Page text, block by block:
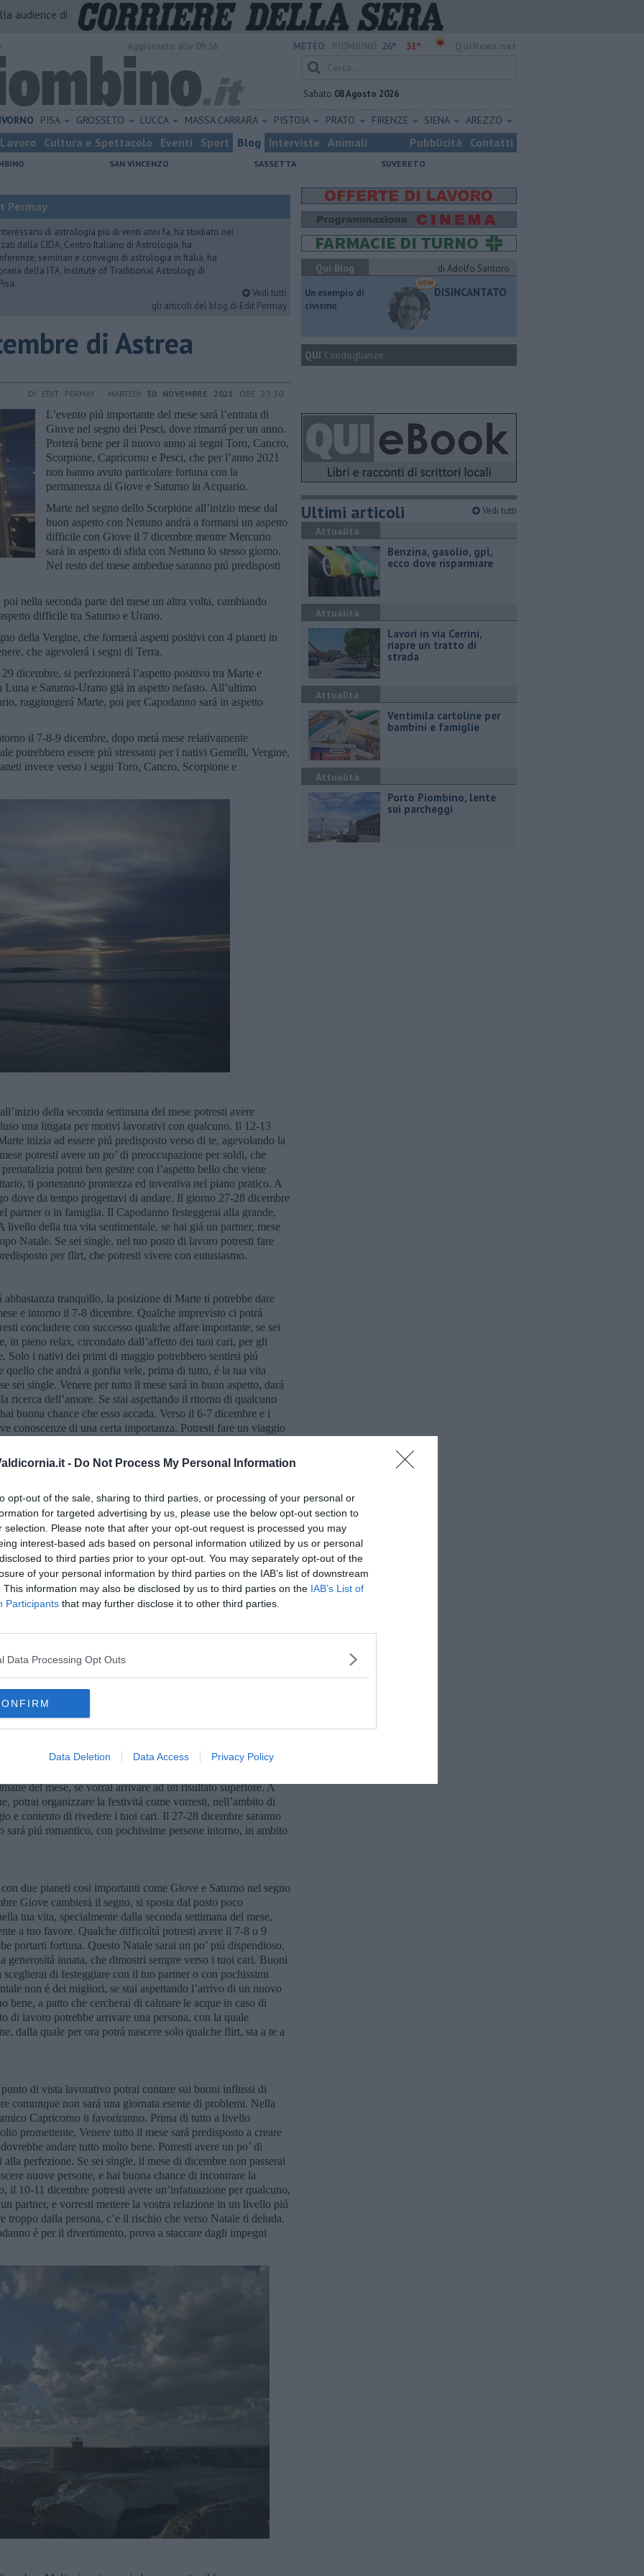
- Do Not Process My Personal Information
opt-out of the sale, sharing to third parties, or processing of your personal or
for targeted advertising by us, please use the below opt-out section to
selection. Please note that after your opt-out request is processed you may
interest-based ads based on personal information utilized by us or personal
to third parties prior to your opt-out. You may separately opt-out of the
of your personal information by third parties on the IAB’s list of downstream
This information may also be disclosed by us to third parties on the IAB’s List of
Participants that may further disclose it to other third parties.
Data Processing Opt Outs
Data Deletion Data Access Privacy Policy
audience di
METEO: 26° 31°
Sabato 08 Agosto 2026
PISA GROSSETO LUCCA MASSA CARRARA PISTOIA PRATO FIRENZE SIENA AREZZO
Lavoro Cultura e Spettacolo Eventi Sport Blog Interviste Animali Pubblicità Contatti
SAN VINCENZO SASSETTA SUVERETO
Permay
di astrologia più di venti anni fa, ha studiato nei
dalla CIDA, Centro Italiano di Astrologia, ha
seminari e convegni di astrologia in Italia, ha
della ITA, Institute of Traditional Astrology di
Vedi tutti
gli articoli del blog di Edit Permay
di Astrea
DI EDIT PERMAY - MARTEDÌ 30 NOVEMBRE 2021 ORE 23:30
L’evento piú importante del mese sará l’entrata di
Giove nel segno dei Pesci, dove rimarrá per un anno.
Porterá bene per il nuovo anno ai segni Toro, Cancro,
Scorpione, Capricorno e Pesci, che per l’anno 2021
non hanno avuto particolare fortuna con la
permanenza di Giove e Saturno in Acquario.
Marte nel segno dello Scorpione all’inizio mese dal
buon aspetto con Nettuno andrá a formarsi un aspetto
difficile con Giove il 7 dicembre mentre Mercurio
sará in aspetto di sfida con Nettuno lo stesso giorno.
Nel resto del mese ambedue saranno piú predisposti
nella seconda parte del mese un altra volta, cambiando
difficile tra Saturno e Urano.
della Vergine, che formerá aspetti positivi con 4 pianeti in
che agevolerá i segni di Terra.
dicembre, si perfezionerá l’aspetto positivo tra Marte e
Luna e Saturno-Urano giá in aspetto nefasto. All’ultimo
raggiungerá Marte, poi per Capodanno sará in aspetto
il 7-8-9 dicembre, dopo metá mese relativamente
potrebbero essere piú stressanti per i nativi Gemelli, Vergine,
invece verso i segni Toro, Cancro, Scorpione e
della seconda settimana del mese potresti avere
una litigata per motivi lavorativi con qualcuno. Il 12-13
inizia ad essere piú predisposto verso di te, agevolando la
potresti avere un po’ di preoccupazione per soldi, che
potrai ben gestire con l’aspetto bello che viene
ti porteranno prontezza ed inventiva nel piano pratico. A
dove da tempo progettavi di andare. Il giorno 27-28 dicembre
partner o in famiglia. Il Capodanno festeggerai alla grande,
della tua vita sentimentale, se hai giá un partner, mese
Natale. Se sei single, nel tuo posto di lavoro potresti fare
per flirt, che potresti vivere con entusiasmo.
tranquillo, la posizione di Marte ti potrebbe dare
e intorno il 7-8 dicembre. Qualche imprevisto ci potrá
concludere con successo qualche affare importante, se sei
in pieno relax, circondato dall’affetto dei tuoi cari, per gli
Solo i nativi dei primi di maggio potrebbero sentirsi piú
che andrá a gonfia vele, prima di tutto, é la tua vita
sei single. Venere per tutto il mese sará in buon aspetto, dará
ricerca dell’amore. Se stai aspettando il ritorno di qualcuno
buona chance che esso accada. Verso il 6-7 dicembre e i
conoscenze di una certa importanza. Potresti fare un viaggio
riuscita.
mese sará in una posizione difficile, congiunto al Sole, nel
divergenza con una persona, nella tua vita lavorativa o in
meglio, alla fine della settimana dedicherai tempo anche
sará qualche cambiamento, nella seconda settimana del
con il quale potrai reintegrare i tuoi incassi. Oppure potresti
qualcosa. Un lavoro a distanza é sotto un buon auspicio.
Giove in Acquario, per costruire questo rapporto lavorativo.
Sole, permettendoti della lunga durata del lavoro svolto. A
va abbastanza bene. A Natale vorrai fare qualcosa di
viaggi, ci saranno occasioni in futuro. Se hai un partner,
weekend. Occasioni per nuovi incontri, se sei single,
metá del mese, quando avrai piú tempo a dedicarci.
saranno in primo piano, la tua eventuale relazione dovrebbe
per tutto il mese. Andrá tutto bene, anche se a
incontrerá Plutone ben due volte in questo mese, fará che la
Se per ora non era tutto chiaro, ora potrai capire
tu, che ci ripensi, ed avrai dei dubbi e ripensamenti, pochi
persona, alla quale avrai particolare interesse, e per questo
A livello lavorativo dovrebbe andare tutto bene, potresti
del mese, se vorrai arrivare ad un risultato superiore. A
potrai organizzare la festivitá come vorresti, nell’ambito di
e contento di rivedere i tuoi cari. Il 27-28 dicembre saranno
sará piú romantico, con pochissime persone intorno, in ambito
due pianeti cosi importanti come Giove e Saturno nel segno
Giove cambierá il segno, si sposta dal posto poco
tua vita, specialmente dalla seconda settimana del mese,
a tuo favore. Qualche difficoltá potresti avere il 7-8 o 9
portarti fortuna. Questo Natale sarai un po’ piú dispendioso,
generositá innata, che dimostri sempre verso i tuoi cari. Buoni
di festeggiare con il tuo partner o con pochissimi
non é dei migliori, se stai aspettando l’arrivo di un nuovo
bene, a patto che cercherai di calmare le acque in caso di
di lavoro potrebbe arrivare una persona, con la quale
dalla quale per ora potrá nascere solo qualche flirt, sta a te a
di vista lavorativo potrai contare sui buoni influssi di
comunque non sará una giornata esente di problemi. Nella
Capricorno ti favoriranno. Prima di tutto a livello
promettente, Venere tutto il mese sará predisposto a creare
andare tutto molto bene. Potresti avere un po’ di
perfezione. Se sei single, il mese di dicembre non passerai
nuove persone, e hai buona chance di incontrare la
il 10-11 dicembre potresti avere un’infatuazione per qualcuno,
partner, e vorresti mettere la vostra relazione in un livello piú
troppo dalla persona, c’e il rischio che verso Natale ti deluda.
é per il divertimento, prova a staccare dagli impegni
Qui Blog
di Adolfo Santoro
​Un esempio di
civismo
DISINCANTATO
QUI Condoglianze
Ultimi articoli Vedi tutti
Attualità
​Benzina, gasolio, gpl,
ecco dove risparmiare
Attualità
Lavori in via Cerrini,
riapre un tratto di
strada
Attualità
Ventimila cartoline per
bambini e famiglie
Attualità
Porto Piombino, lente
sui parcheggi